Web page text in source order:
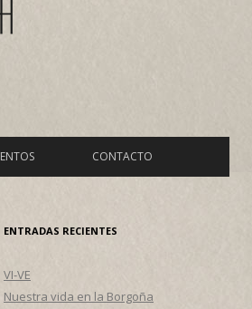
CONTACTO
ENTRADAS RECIENTES
VI-VE
Nuestra vida en la Borgoña